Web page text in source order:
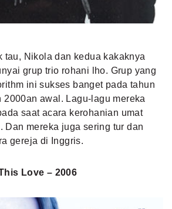
tau, Nikola dan kedua kakaknya
grup trio rohani lho. Grup yang
ini sukses banget pada tahun
2000an awal. Lagu-lagu mereka
saat acara kerohanian umat
Dan mereka juga sering tur dan
gereja di Inggris.
Love – 2006